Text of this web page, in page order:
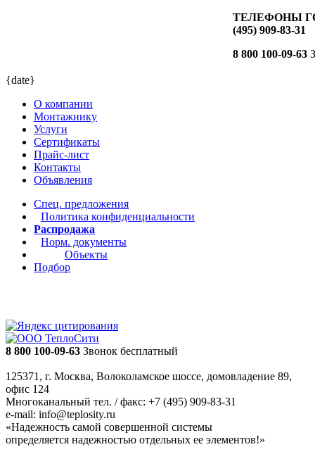
ТЕЛЕФОНЫ
(495) 909-83-31
8 800 100-09-63
{date}
О компании
Монтажнику
Услуги
Сертификаты
Прайс-лист
Контакты
Объявления
Спец. предложения
Политика конфиденциальности
Распродажа
Норм. документы
Объекты
Подбор
8 800 100-09-63 Звонок бесплатный
125371, г. Москва, Волоколамское шоссе, домовладение 89,
офис 124
Многоканальный тел. / факс: +7 (495) 909-83-31
e-mail: info@teplosity.ru
«Надежность самой совершенной системы
определяется надежностью отдельных ее элементов!»